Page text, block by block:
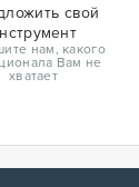
свой
нам, какого
Вам не
хватает